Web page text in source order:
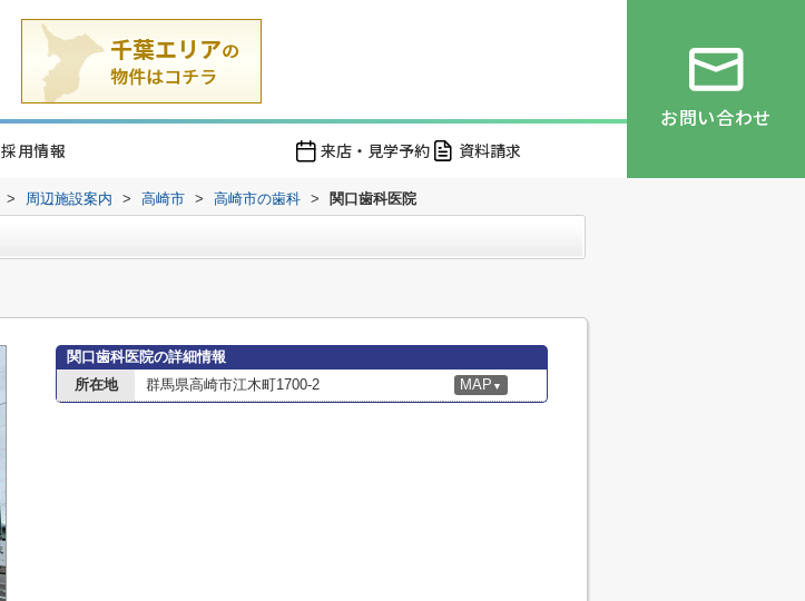
採用情報 来店・見学予約 資料請求
お問い合わせ
> 周辺施設案内 > 高崎市 > 高崎市の歯科 > 関口歯科医院
関口歯科医院の詳細情報
所在地
群馬県高崎市江木町1700-2 MAP ▼